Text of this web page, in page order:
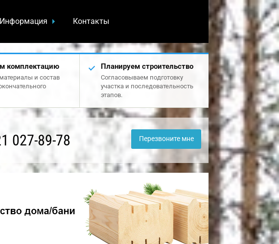
Информация Контакты
комплектацию
и состав
Планируем строительство
Согласовываем подготовку
участка и последовательность
этапов.
027-89-78 Перезвоните мне